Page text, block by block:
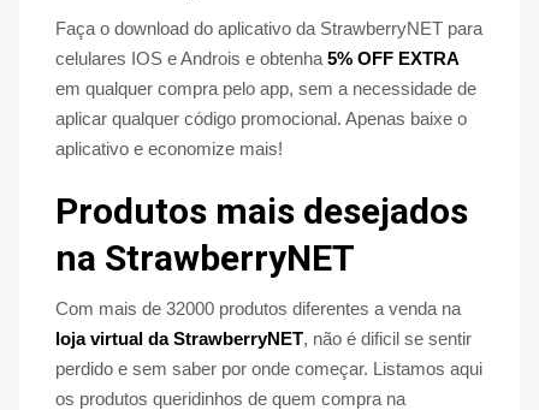
Faça o download do aplicativo da StrawberryNET para
celulares IOS e Androis e obtenha 5% OFF EXTRA
em qualquer compra pelo app, sem a necessidade de
aplicar qualquer código promocional. Apenas baixe o
aplicativo e economize mais!
Produtos mais desejados
na StrawberryNET
Com mais de 32000 produtos diferentes a venda na
loja virtual da StrawberryNET, não é dificil se sentir
perdido e sem saber por onde começar. Listamos aqui
os produtos queridinhos de quem compra na